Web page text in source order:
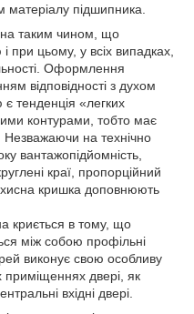
підшипника.
таким чином, що
при цьому, у всіх випадках,
Оформлення
відповідності з духом
тенденція «легких
контурами, тобто має
Незважаючи на технічно
вантажопідйомність,
краї, пропорційний
кришка доповнюють
криється в тому, що
між собою профільні
виконує свою особливу
двері, як
вхідні двері.